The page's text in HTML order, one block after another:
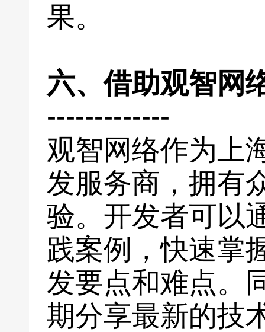
果。
六、借助观智网
-------------
观智网络作为上
发服务商，拥有
验。开发者可以
践案例，快速掌
发要点和难点。
期分享最新的技